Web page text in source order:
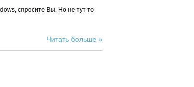
спросите Вы. Но не тут то
Читать больше »